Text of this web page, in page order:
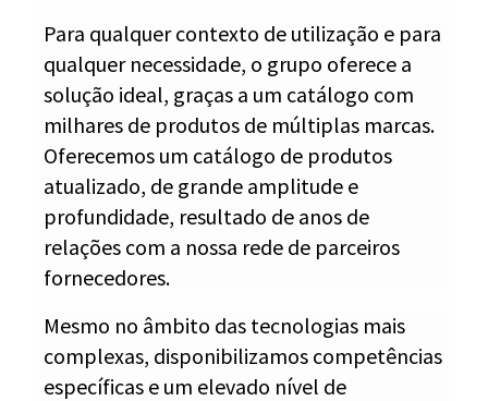
Para qualquer contexto de utilização e para
qualquer necessidade, o grupo oferece a
solução ideal, graças a um catálogo com
milhares de produtos de múltiplas marcas.
Oferecemos um catálogo de produtos
atualizado, de grande amplitude e
profundidade, resultado de anos de
relações com a nossa rede de parceiros
fornecedores.
Mesmo no âmbito das tecnologias mais
complexas, disponibilizamos competências
específicas e um elevado nível de